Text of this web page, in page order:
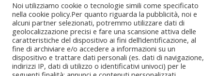
Sentitevi liberi di contribuire!
Lascia un commento
Devi essereconnessoper inviare un commento.
Domo Innovation è un marchio registrato daSIRIANNI
Noi utilizziamo cookie o tecnologie simili come specificato
nella cookie policy.Per quanto riguarda la pubblicità, noi e
alcuni partner selezionati, potremmo utilizzare dati di
geolocalizzazione precisi e fare una scansione attiva delle
caratteristiche del dispositivo ai fini dell’identificazione, al
fine di archiviare e/o accedere a informazioni su un
dispositivo e trattare dati personali (es. dati di navigazione,
indirizzi IP, dati di utilizzo o identificativi univoci) per le